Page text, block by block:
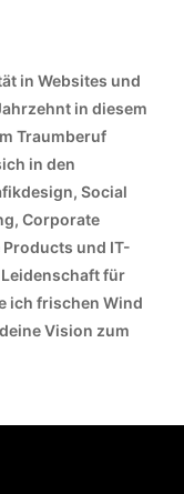
in Websites und
in diesem
Traumberuf
in den
Social
Corporate
und IT-
für
ich frischen Wind
Vision zum